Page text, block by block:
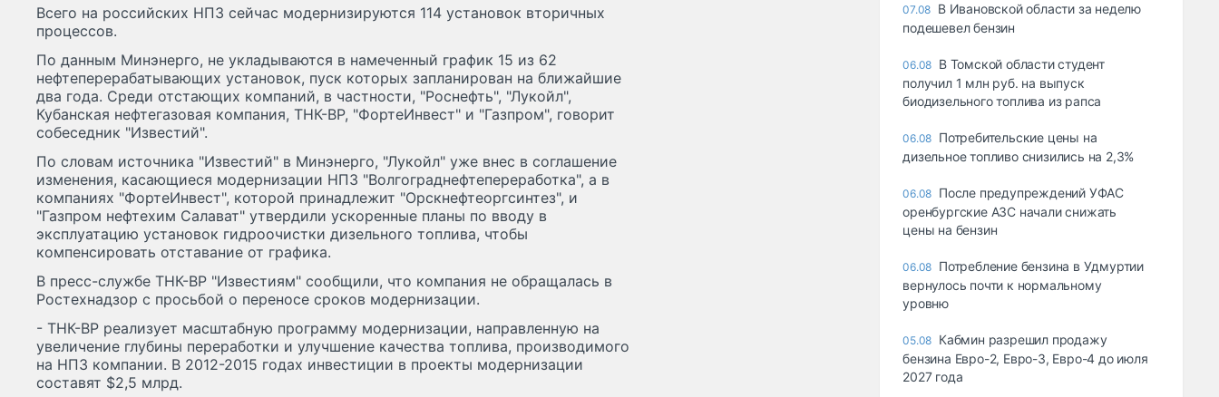
Всего на российских НПЗ сейчас модернизируются 114 установок вторичных
процессов.
По данным Минэнерго, не укладываются в намеченный график 15 из 62
нефтеперерабатывающих установок, пуск которых запланирован на ближайшие
два года. Среди отстающих компаний, в частности, "Роснефть", "Лукойл",
Кубанская нефтегазовая компания, ТНК-ВР, "ФортеИнвест" и "Газпром", говорит
собеседник "Известий".
По словам источника "Известий" в Минэнерго, "Лукойл" уже внес в соглашение
изменения, касающиеся модернизации НПЗ "Волгограднефтепереработка", а в
компаниях "ФортеИнвест", которой принадлежит "Орскнефтеоргсинтез", и
"Газпром нефтехим Салават" утвердили ускоренные планы по вводу в
эксплуатацию установок гидроочистки дизельного топлива, чтобы
компенсировать отставание от графика.
В пресс-службе ТНК-ВР "Известиям" сообщили, что компания не обращалась в
Ростехнадзор с просьбой о переносе сроков модернизации.
- ТНК-ВР реализует масштабную программу модернизации, направленную на
увеличение глубины переработки и улучшение качества топлива, производимого
на НПЗ компании. В 2012-2015 годах инвестиции в проекты модернизации
составят $2,5 млрд.
07.08 В Ивановской области за неделю
подешевел бензин
06.08 В Томской области студент
получил 1 млн руб. на выпуск
биодизельного топлива из рапса
06.08 Потребительские цены на
дизельное топливо снизились на 2,3%
06.08 После предупреждений УФАС
оренбургские АЗС начали снижать
цены на бензин
06.08 Потребление бензина в Удмуртии
вернулось почти к нормальному
уровню
05.08 Кабмин разрешил продажу
бензина Евро-2, Евро-3, Евро-4 до июля
2027 года